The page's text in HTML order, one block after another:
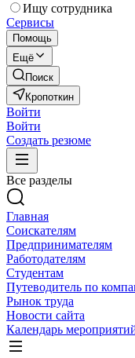
Ищу сотрудника
Сервисы
Помощь
Ещё
Поиск
Кропоткин
Войти
Войти
Создать резюме
Все разделы
Главная
Соискателям
Предпринимателям
Работодателям
Студентам
Путеводитель по
Рынок труда
Новости сайта
Календарь